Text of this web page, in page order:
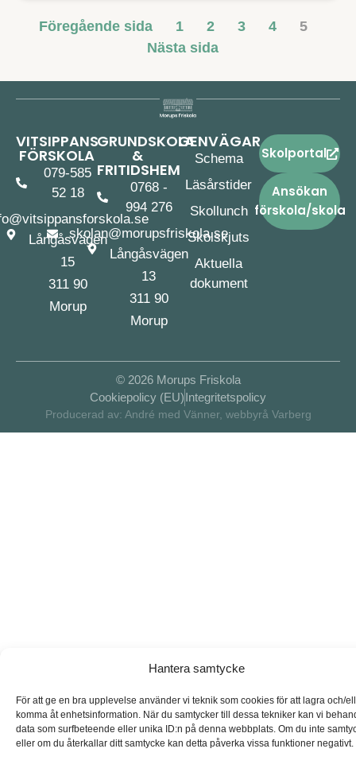
Hantera samtycke
För att ge en bra upplevelse använder vi teknik som cookies för att lagra och/
komma åt enhetsinformation. När du samtycker till dessa tekniker kan vi
data som surfbeteende eller unika ID:n på denna webbplats. Om du inte
eller om du återkallar ditt samtycke kan detta påverka vissa funktioner negativt.
Föregående sida 1 2 3 4
5
Nästa sida
VITSIPPANS
FÖRSKOLA
079-585
52 18
Långåsvägen
15
311 90
Morup
GRUNDSKOLA
&
FRITIDSHEM
0768 -
994 276
skolan@morupsfriskola.se
Långåsvägen
13
311 90
Morup
GENVÄGAR
Schema
Läsårstider
Skollunch
Skolskjuts
Aktuella
dokument
Skolportal
Ansökan
förskola/skola
© 2026 Morups Friskola
Producerad av: André med Vänner, webbyrå Varberg
Cookiepolicy (EU)Integritetspolicy